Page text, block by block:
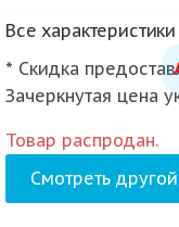
Все
* Скидка
Зачеркнутая цена
Товар распродан.
Смотреть